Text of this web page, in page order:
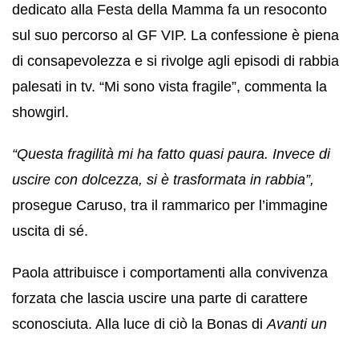
dedicato alla Festa della Mamma fa un resoconto
sul suo percorso al GF VIP. La confessione è piena
di consapevolezza e si rivolge agli episodi di rabbia
palesati in tv. “Mi sono vista fragile”, commenta la
showgirl.
“Questa fragilità mi ha fatto quasi paura. Invece di
uscire con dolcezza, si è trasformata in rabbia”,
prosegue Caruso, tra il rammarico per l’immagine
uscita di sé.
Paola attribuisce i comportamenti alla convivenza
forzata che lascia uscire una parte di carattere
sconosciuta. Alla luce di ciò la Bonas di Avanti un